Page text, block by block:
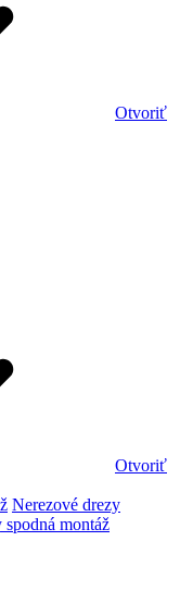
Otvoriť
Otvoriť
Nerezové drezy
spodná montáž